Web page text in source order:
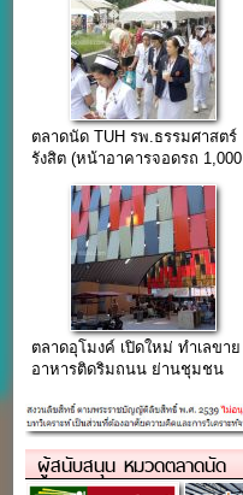
ตลาดนัด TUH รพ.ธรรมศาสตร์
รังสิต (หน้าอาคารจอดรถ 1,000
ตลาดอุโมงค์ เปิดใหม่ ทำเลขาย
อาหารติดริมถนน ย่านชุมชน
ผู้สนับสนุน หมวดตลาดนัด